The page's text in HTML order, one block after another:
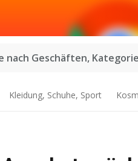
nach Geschäften,
Kleidung, Schuhe, Sport